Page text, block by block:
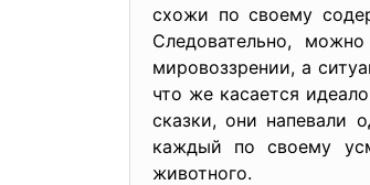
схожи по своему
Следовательно,
мировоззрении, а
что же касается
сказки, они напевали
каждый по своему
животного.